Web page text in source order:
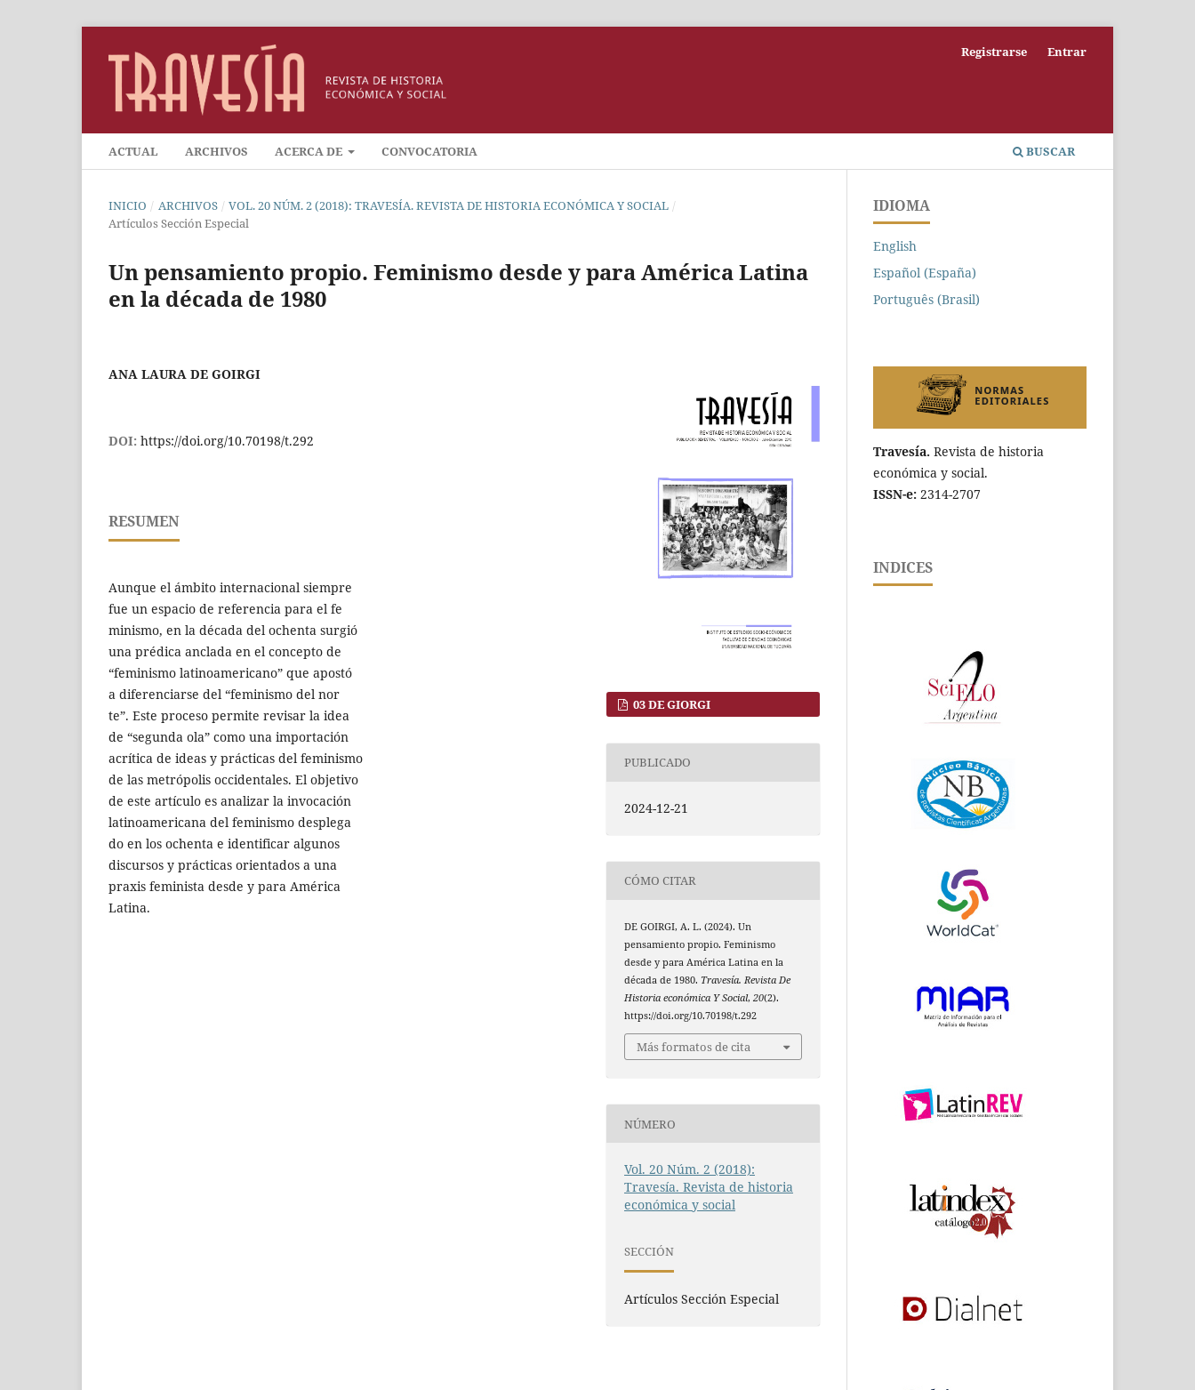
ACTUAL ARCHIVOS ACERCA DE CONVOCATORIA BUSCAR
Registrarse Entrar
INICIO / ARCHIVOS / VOL. 20 NÚM. 2 (2018): TRAVESÍA. REVISTA DE HISTORIA ECONÓMICA Y SOCIAL /
Artículos Sección Especial
Un pensamiento propio. Feminismo desde y para América Latina
en la década de 1980
ANA LAURA DE GOIRGI
DOI: https://doi.org/10.70198/t.292
RESUMEN
Aunque el ámbito internacional siempre
fue un espacio de referencia para el fe
minismo, en la década del ochenta surgió
una prédica anclada en el concepto de
“feminismo latinoamericano” que apostó
a diferenciarse del “feminismo del nor
te”. Este proceso permite revisar la idea
de “segunda ola” como una importación
acrítica de ideas y prácticas del feminismo
de las metrópolis occidentales. El objetivo
de este artículo es analizar la invocación
latinoamericana del feminismo desplega
do en los ochenta e identificar algunos
discursos y prácticas orientados a una
praxis feminista desde y para América
Latina.
03 DE GIORGI
PUBLICADO
2024-12-21
CÓMO CITAR
DE GOIRGI, A. L. (2024). Un
pensamiento propio. Feminismo
desde y para América Latina en la
década de 1980. Travesía. Revista De
Historia económica Y Social,20(2).
https://doi.org/10.70198/t.292
Más formatos de cita
NÚMERO
Vol. 20 Núm. 2 (2018):
Travesía. Revista de historia
económica y social
SECCIÓN
Artículos Sección Especial
IDIOMA
English
Español (España)
Português (Brasil)
Travesía. Revista de historia
económica y social.
ISSN-e: 2314-2707
INDICES